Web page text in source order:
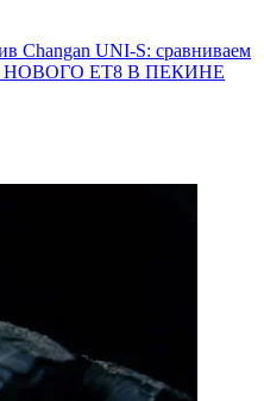
Changan UNI-S: сравниваем
НОВОГО ET8 В ПЕКИНЕ